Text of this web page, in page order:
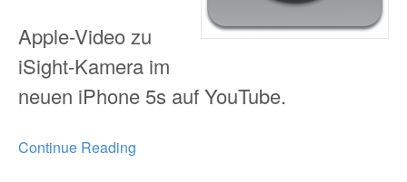
Apple-Video zu
iSight-Kamera im
neuen iPhone 5s auf YouTube.
Continue Reading